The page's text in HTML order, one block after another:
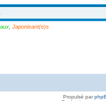
Japonisant(e)s
Propulsé par